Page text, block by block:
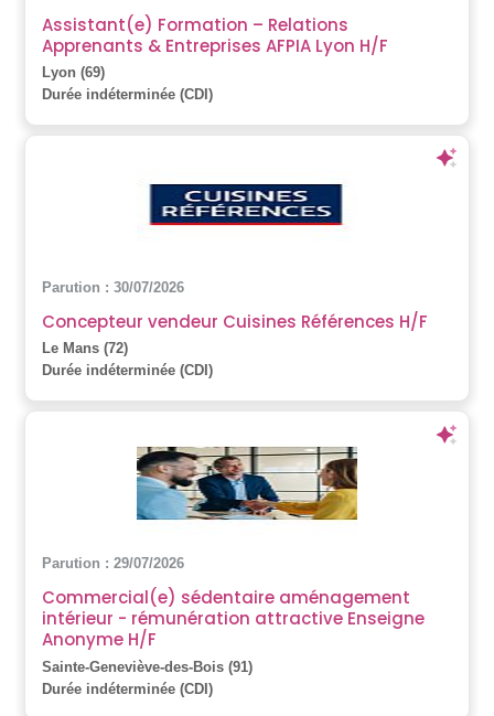
Assistant(e) Formation – Relations
Apprenants & Entreprises AFPIA Lyon H/F
Lyon (69)
Durée indéterminée (CDI)
Parution : 30/07/2026
Concepteur vendeur Cuisines Références H/F
Le Mans (72)
Durée indéterminée (CDI)
Parution : 29/07/2026
Commercial(e) sédentaire aménagement
intérieur - rémunération attractive Enseigne
Anonyme H/F
Sainte-Geneviève-des-Bois (91)
Durée indéterminée (CDI)